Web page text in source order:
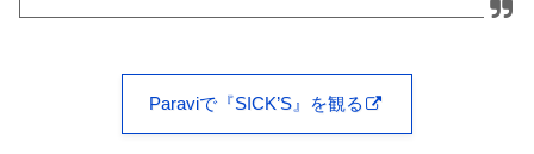
Paraviで『SICK’S』を観る